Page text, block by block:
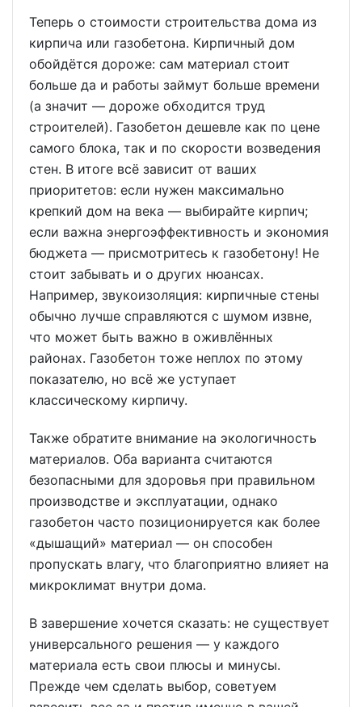
Теперь о стоимости строительства дома из
кирпича или газобетона. Кирпичный дом
обойдётся дороже: сам материал стоит
больше да и работы займут больше времени
(а значит — дороже обходится труд
строителей). Газобетон дешевле как по цене
самого блока, так и по скорости возведения
стен. В итоге всё зависит от ваших
приоритетов: если нужен максимально
крепкий дом на века — выбирайте кирпич;
если важна энергоэффективность и экономия
бюджета — присмотритесь к газобетону! Не
стоит забывать и о других нюансах.
Например, звукоизоляция: кирпичные стены
обычно лучше справляются с шумом извне,
что может быть важно в оживлённых
районах. Газобетон тоже неплох по этому
показателю, но всё же уступает
классическому кирпичу.
Также обратите внимание на экологичность
материалов. Оба варианта считаются
безопасными для здоровья при правильном
производстве и эксплуатации, однако
газобетон часто позиционируется как более
«дышащий» материал — он способен
пропускать влагу, что благоприятно влияет на
микроклимат внутри дома.
В завершение хочется сказать: не существует
универсального решения — у каждого
материала есть свои плюсы и минусы.
Прежде чем сделать выбор, советуем